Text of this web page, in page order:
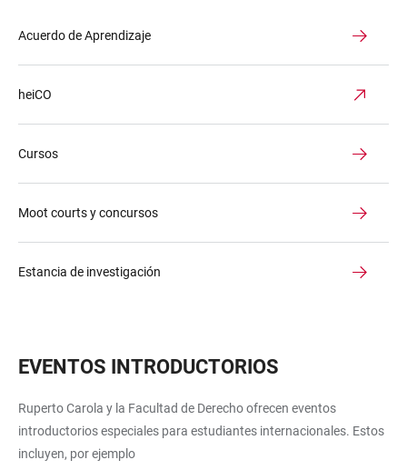
Acuerdo de Aprendizaje
heiCO
Cursos
Moot courts y concursos
Estancia de investigación
EVENTOS INTRODUCTORIOS
Ruperto Carola y la Facultad de Derecho ofrecen eventos
introductorios especiales para estudiantes internacionales. Estos
incluyen, por ejemplo